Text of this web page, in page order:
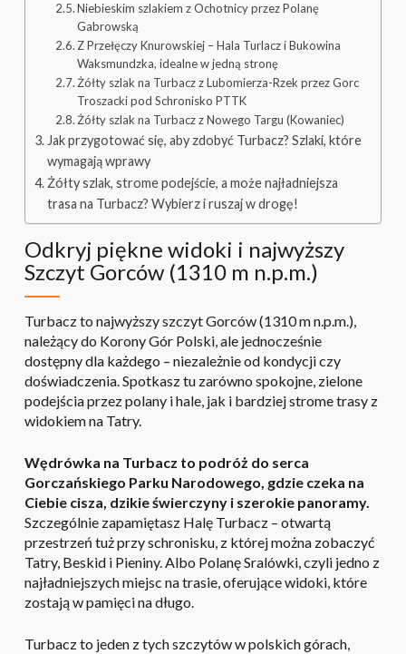
Niebieskim szlakiem z Ochotnicy przez Polanę
Gabrowską
Z Przełęczy Knurowskiej – Hala Turlacz i Bukowina
Waksmundzka, idealne w jedną stronę
Żółty szlak na Turbacz z Lubomierza-Rzek przez Gorc
Troszacki pod Schronisko PTTK
Żółty szlak na Turbacz z Nowego Targu (Kowaniec)
Jak przygotować się, aby zdobyć Turbacz? Szlaki, które
wymagają wprawy
Żółty szlak, strome podejście, a może najładniejsza
trasa na Turbacz? Wybierz i ruszaj w drogę!
Odkryj piękne widoki i najwyższy
Szczyt Gorców (1310 m n.p.m.)
Turbacz to najwyższy szczyt Gorców (1310 m n.p.m.),
należący do Korony Gór Polski, ale jednocześnie
dostępny dla każdego – niezależnie od kondycji czy
doświadczenia. Spotkasz tu zarówno spokojne, zielone
podejścia przez polany i hale, jak i bardziej strome trasy z
widokiem na Tatry.
Wędrówka na Turbacz to podróż do serca
Gorczańskiego Parku Narodowego, gdzie czeka na
Ciebie cisza, dzikie świerczyny i szerokie panoramy.
Szczególnie zapamiętasz Halę Turbacz – otwartą
przestrzeń tuż przy schronisku, z której można zobaczyć
Tatry, Beskid i Pieniny. Albo Polanę Sralówki, czyli jedno z
najładniejszych miejsc na trasie, oferujące widoki, które
zostają w pamięci na długo.
Turbacz to jeden z tych szczytów w polskich górach,